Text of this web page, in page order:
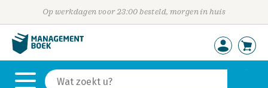
Op werkdagen voor 23:00 besteld, morgen in huis